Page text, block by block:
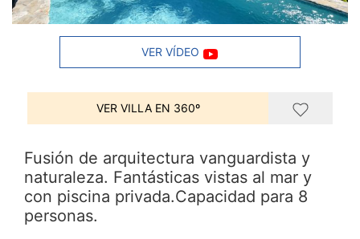
VER VÍDEO
VER VILLA EN 360º
Fusión de arquitectura vanguardista y
naturaleza. Fantásticas vistas al mar y
con piscina privada.Capacidad para 8
personas.